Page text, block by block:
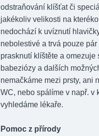
odstraňování klíšťat či
jakékoliv velikosti na
nedochází k uvíznutí
nebolestivé a trvá pouze
prasknutí klíštěte a omezuje
babeziózy a dalších
nemačkáme mezi prsty, ani
WC, nebo spálíme v např.
vyhledáme lékaře.
Pomoc z přírody